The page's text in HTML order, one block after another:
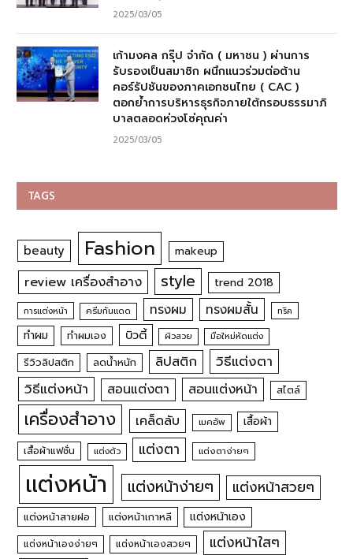
2025/03/05
เก้ามงคล กรุ๊ป จำกัด ( มหาชน ) ผ่านการ
รับรองเป็นสมาชิก ผนึกแนวร่วมต่อต้าน
คอร์รัปชันของภาคเอกชนไทย ( CAC )
ตอกย้ำการบริหารธุรกิจภายใต้กรอบธรรมาภิ
บาลตลอดห่วงโซ่คุณค่า
2025/03/05
TAGS
beauty Fashion makeup
review เครื่องสำอาง style trend 2018
การแต่งหน้า ครีมกันแดด ทรงผม ทรงผมสั้น ทริค
ทำผม ทำผมเอง บิวตี้ ผิวสวย มือใหม่หัดแต่ง
รีวิวลิปสติก ลดน้ำหนัก ลิปสติก
วิธีแต่งตา
วิธีแต่งหน้า
สอนแต่งตา สอนแต่งหน้า สไตล์
เครื่องสำอาง เคล็ดลับ เมคอัพ เสื้อผ้า
เสื้อผ้าแฟชั่น แต่งตัว แต่งตา แต่งตาง่ายๆ
แต่งหน้า แต่งหน้าง่ายๆ แต่งหน้าสวยๆ
แต่งหน้าสายฝอ แต่งหน้าเกาหลี แต่งหน้าเอง
แต่งหน้าเองง่ายๆ แต่งหน้าเองสวยๆ แต่งหน้าใสๆ